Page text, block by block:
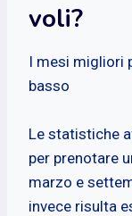
voli?
I mesi migliori
basso
Le statistiche
per prenotare
marzo e
invece risulta